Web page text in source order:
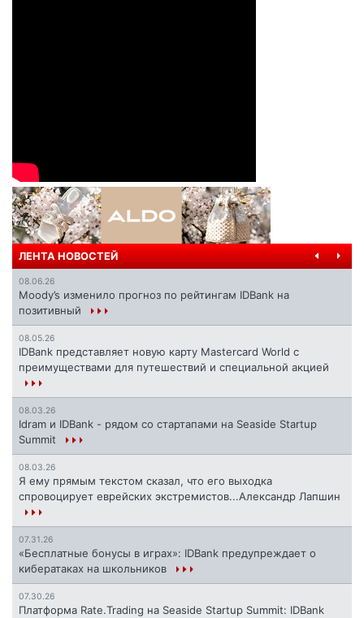
ЛЕНТА НОВОСТЕЙ
08.06.26
Moody’s изменило прогноз по рейтингам IDBank на
позитивный
08.05.26
IDBank представляет новую карту Mastercard World с
преимуществами для путешествий и специальной акцией
08.03.26
Idram и IDBank - рядом со стартапами на Seaside Startup
Summit
08.03.26
Я ему прямым текстом сказал, что его выходка
спровоцирует еврейских экстремистов...Александр Лапшин
07.31.26
«Бесплатные бонусы в играх»: IDBank предупреждает о
кибератаках на школьников
07.30.26
Платформа Rate.Trading на Seaside Startup Summit: IDBank